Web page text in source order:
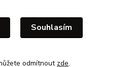
Souhlasím
odmítnout zde.